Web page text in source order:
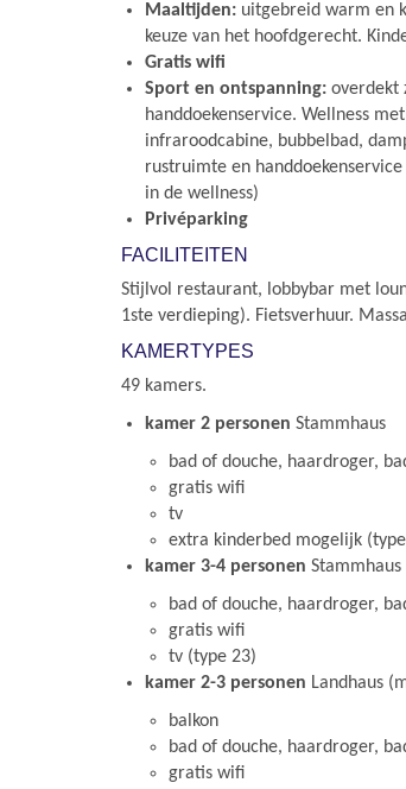
Maaltijden: uitgebreid warm en
keuze van het hoofdgerecht.
Gratis wifi
Sport en ontspanning: overdekt
handdoekenservice. Wellness
infraroodcabine, bubbelbad,
rustruimte en
in de wellness)
Privéparking
FACILITEITEN
Stijlvol restaurant, lobbybar met
1ste verdieping). Fietsverhuur.
KAMERTYPES
49 kamers.
kamer 2 personen Stammhaus
bad of douche, haardroger,
gratis wifi
tv
extra kinderbed mogelijk
kamer 3-4 personen
bad of douche, haardroger,
gratis wifi
tv (type 23)
kamer 2-3 personen Landhaus
balkon
bad of douche, haardroger,
gratis wifi